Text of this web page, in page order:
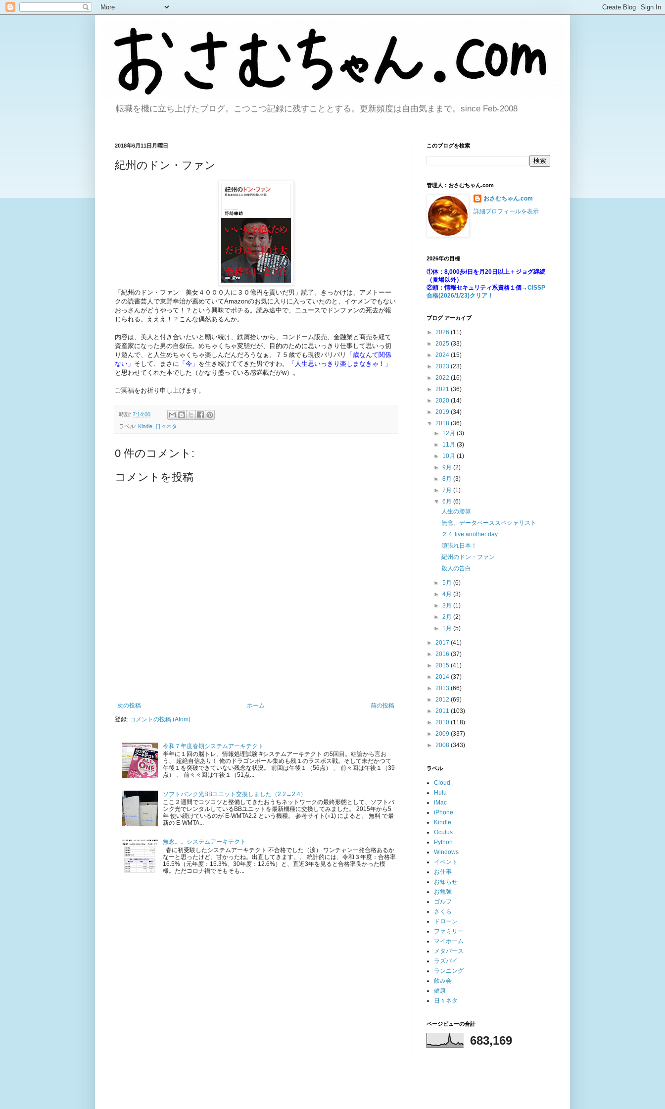
転職を機に立ち上げたブログ。こつこつ記録に残すこととする。更新頻度は自由気ままで。since Feb-2008
2018年6月11日月曜日
紀州のドン・ファン
「紀州のドン・ファン 美女４０００人に３０億円を貢いだ男」読了。きっかけは、アメトーー
クの読書芸人で東野幸治が薦めていてAmazonのお気に入りに入っていたのと、イケメンでもない
おっさんがどうやって！？という興味でポチる。読み途中で、ニュースでドンファンの死去が報
じられる。えええ！？こんな偶然あるんか。
内容は、美人と付き合いたいと願い続け、鉄屑拾いから、コンドーム販売、金融業と商売を経て
資産家になった男の自叙伝。めちゃくちゃ変態だが、目的のために思いっきり仕事して思いっ切
り遊んで、と人生めちゃくちゃ楽しんだんだろうなぁ。７５歳でも現役バリバリ
「歳なんて関係
ない」 そして、まさに 「今」 を生き続けててきた男ですわ。
「人生思いっきり楽しまなきゃ！」
と思わせてくれた本でした（かなり盛っている感満載だがw）。
ご冥福をお祈り申し上げます。
時刻: 7:14:00
ラベル: Kindle, 日々ネタ
0 件のコメント:
コメントを投稿
次の投稿 前の投稿
ホーム
登録: コメントの投稿 (Atom)
令和７年度春期システムアーキテクト
半年に１回の脳トレ。情報処理試験 #システムアーキテクト の5回目。結論から言お
う、 超絶自信あり！ 俺のドラゴンボール集めも残１のラスボス戦。そして未だかつて
午後１を突破できていない残念な状況。 前回は午後１（56点） 、 前々回は午後１（39
点） 、 前々々回は午後１（51点...
ソフトバンク光BBユニット交換しました（2.2→2.4）
ここ２週間でコツコツと整備してきたおうちネットワークの最終形態として、ソフトバ
ンク光でレンタルしているBBユニットを最新機種に交換してみました。 2015年から5
年 使い続けているのが E-WMTA2.2 という機種。 参考サイト(※1) によると、 無料 で最
新の E-WMTA...
無念。。システムアーキテクト
春に初受験したシステムアーキテクト 不合格でした（涙） ワンチャン一発合格あるか
なーと思ったけど、甘かったね。出直してきます。。 統計的には、令和３年度：合格率
16.5%（元年度：15.3%、30年度：12.6%）と、直近3年を見ると合格率良かった模
様。ただコロナ禍でそもそも...
このブログを検索
管理人：おさむちゃん.com
おさむちゃん.com
詳細プロフィールを表示
2026年の目標
①体：8,000歩/日を月20日以上＋ジョグ継続
（夏場以外）
②頭：情報セキュリティ系資格１個→CISSP
合格(2026/1/23)クリア！
ブログ アーカイブ
► 2026 (11)
► 2025 (33)
► 2024 (15)
► 2023 (23)
► 2022 (16)
► 2021 (36)
► 2020 (14)
► 2019 (34)
▼ 2018 (36)
► 12月(3)
► 11月(3)
► 10月(1)
►9月(2)
►8月(3)
►7月(1)
▼6月(6)
人生の勝算
無念。データベーススペシャリスト
２４ live another day
頑張れ日本！
紀州のドン・ファン
殺人の告白
►5月(6)
►4月(3)
►3月(1)
►2月(2)
► 1月(5)
► 2017 (41)
► 2016 (37)
► 2015 (41)
► 2014 (37)
► 2013 (66)
► 2012 (69)
► 2011 (103)
► 2010 (118)
► 2009 (337)
► 2008 (343)
ラベル
Cloud
Hulu
iMac
iPhone
Kindle
Oculus
Python
Windows
イベント
お仕事
お知らせ
お勉強
ゴルフ
さくら
ドローン
ファミリー
マイホーム
メタバース
ラズパイ
ランニング
飲み会
健康
日々ネタ
ページビューの合計
683,169